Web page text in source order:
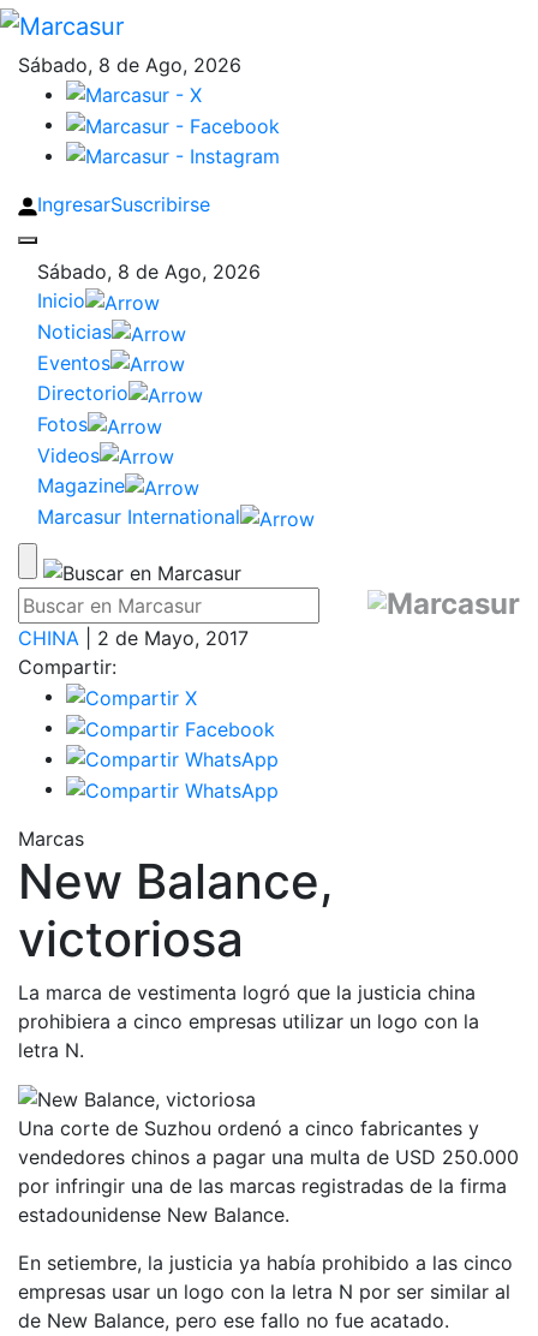
Sábado, 8 de Ago, 2026
IngresarSuscribirse
Sábado, 8 de Ago, 2026
Inicio
Noticias
Eventos
Directorio
Fotos
Videos
Magazine
Marcasur International
CHINA | 2 de Mayo, 2017
Compartir:
Marcas
New Balance,
victoriosa
La marca de vestimenta logró que la justicia china
prohibiera a cinco empresas utilizar un logo con la
letra N.
Una corte de Suzhou ordenó a cinco fabricantes y
vendedores chinos a pagar una multa de USD 250.000
por infringir una de las marcas registradas de la firma
estadounidense New Balance.
En setiembre, la justicia ya había prohibido a las cinco
empresas usar un logo con la letra N por ser similar al
de New Balance, pero ese fallo no fue acatado.